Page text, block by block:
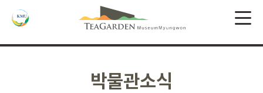
박물관소식